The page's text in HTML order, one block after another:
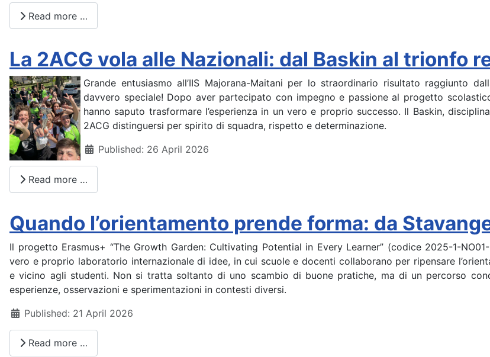
Read more …
La 2ACG vola alle Nazionali: dal Baskin al trionfo
Grande entusiasmo all’IIS Majorana-Maitani per lo straordinario risultato raggiunto
davvero speciale! Dopo aver partecipato con impegno e passione al progetto
hanno saputo trasformare l’esperienza in un vero e proprio successo. Il Baskin,
2ACG distinguersi per spirito di squadra, rispetto e determinazione.
DetailsPublished: 26 April 2026
Read more …
Quando l’orientamento prende forma: da
Il progetto Erasmus+ “The Growth Garden: Cultivating Potential in Every Learner” (codice 2025-1-
vero e proprio laboratorio internazionale di idee, in cui scuole e docenti collaborano per ripensare
e vicino agli studenti. Non si tratta soltanto di uno scambio di buone pratiche, ma di un percorso
esperienze, osservazioni e sperimentazioni in contesti diversi.
DetailsPublished: 21 April 2026
Read more …